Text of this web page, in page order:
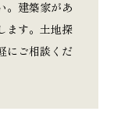
。建築家があ
ます。土地探
にご相談くだ